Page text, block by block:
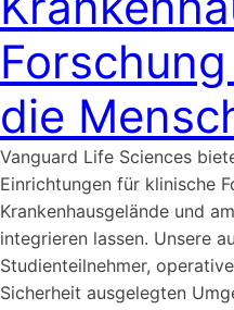
die
Vanguard Life Sciences
Einrichtungen für klinische
Krankenhausgelände und
integrieren lassen. Unsere
Studienteilnehmer,
Sicherheit ausgelegten